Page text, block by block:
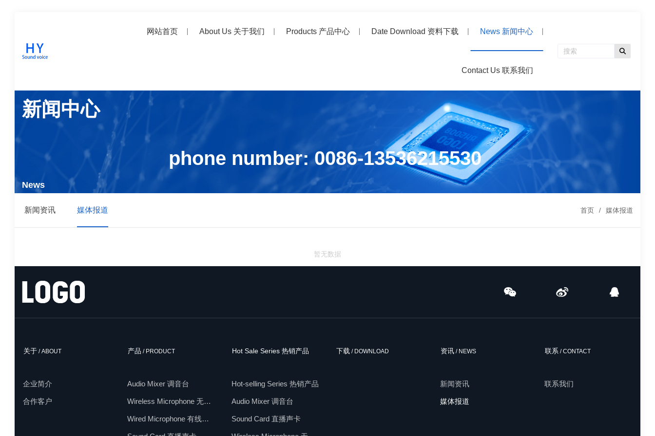
网站首页 About Us 关于我们 Products 产品中心 Date Download 资料下载 News 新闻中心
Contact Us 联系我们
新闻中心
phone number: 0086-13536215530
News
新闻资讯 媒体报道 首页 媒体报道
暂无数据
关于 / ABOUT
企业简介
合作客户
产品 / PRODUCT
Audio Mixer 调音台
Wireless Microphone 无线麦克风
Wired Microphone 有线麦克风
Hot Sale Series 热销产品
Hot-selling Series 热销产品
Audio Mixer 调音台
Sound Card 直播声卡
下载 / DOWNLOAD 资讯 / NEWS
新闻资讯
媒体报道
联系 / CONTACT
联系我们